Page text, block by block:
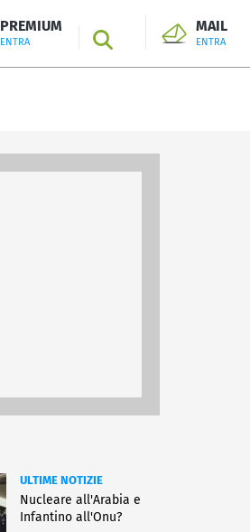
PREMIUM
ENTRA SEARCH
MAIL
ENTRA
ULTIME NOTIZIE
Nucleare all'Arabia e
Infantino all'Onu?